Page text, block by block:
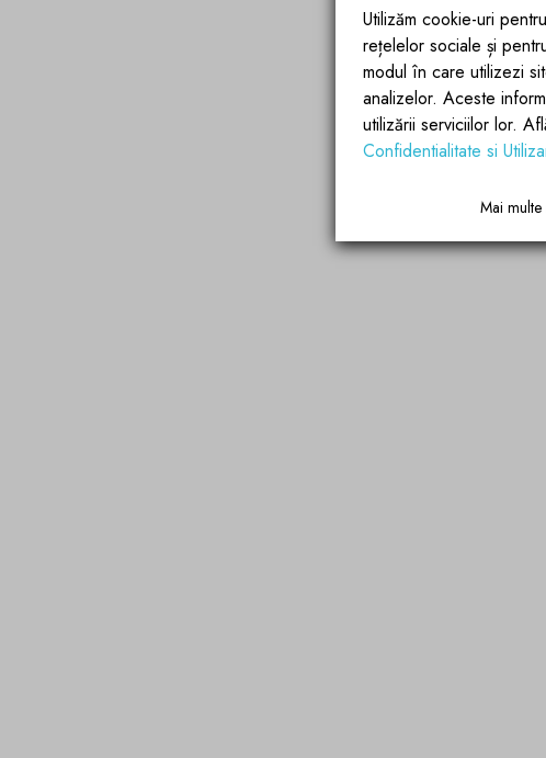
Utilizăm cookie-uri
rețelelor sociale și
modul în care utilizezi
analizelor. Aceste
utilizării serviciilor lor.
Confidentialitate si
Mai